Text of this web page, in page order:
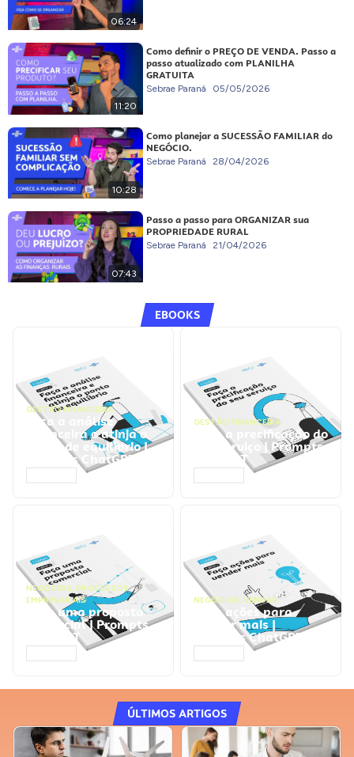
06:24
11:20
Como definir o PREÇO DE VENDA. Passo a
passo atualizado com PLANILHA
GRATUITA
Sebrae Paraná 05/05/2026
10:28
Como planejar a SUCESSÃO FAMILIAR do
NEGÓCIO.
Sebrae Paraná 28/04/2026
07:43
Passo a passo para ORGANIZAR sua
PROPRIEDADE RURAL
Sebrae Paraná 21/04/2026
EBOOKS
GESTÃO FINANCEIRA
Faça a análise
financeira e atinja o
ponto de equilíbrio |
Prompts ChatGPT
GESTÃO FINANCEIRA
Faça a precificação do
seu serviço | Prompts
ChatGPT
NEGÓCIOS, PROCESSOS
EMPRESARIAIS
Faça uma proposta
comercial | Prompts
ChatGPT
NEGÓCIOS, VENDAS
Faça ações para
vender mais |
Prompts ChatGPT
ÚLTIMOS ARTIGOS